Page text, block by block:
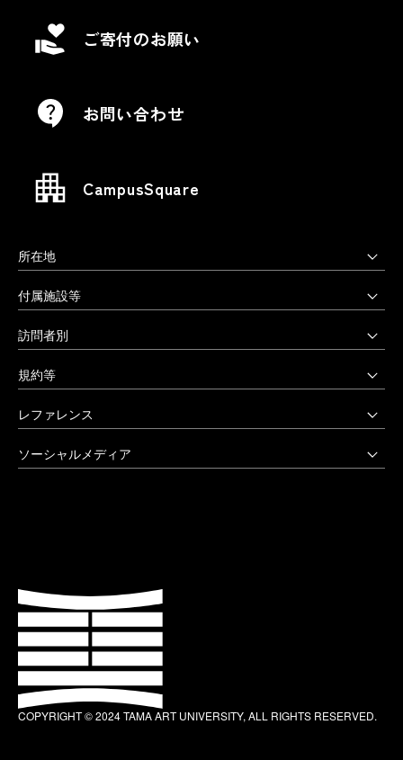
ご寄付のお願い
お問い合わせ
CampusSquare
所在地
上野毛キャンパス
〒158-8558 東京都世田谷区上野毛3-15-34
03-3702-1141（代）
八王子キャンパス
〒192-0394 東京都八王子市鑓水2-1723
付属施設等
多摩美術大学図書館
多摩美術大学美術館
アートテーク
アートアーカイヴセンター
生涯学習センター
訪問者別
受験生の方へ
受験上の配慮をご希望の方へ
在学生の方へ
卒業生の方へ
規約等
公益通報窓口
非常時の対応
激甚災害等の特別支援について
大学評価（認証評価）
教育情報の公表
レファレンス
創立90周年記念事業
卒業制作優秀作品集
ソーシャルメディア
COPYRIGHT © 2024 TAMA ART UNIVERSITY, ALL RIGHTS RESERVED.